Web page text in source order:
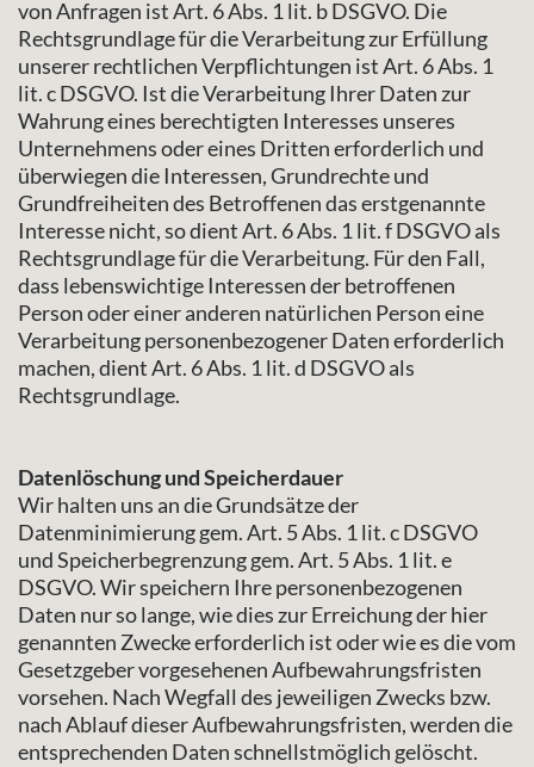
von Anfragen ist Art. 6 Abs. 1 lit. b DSGVO. Die
Rechtsgrundlage für die Verarbeitung zur Erfüllung
unserer rechtlichen Verpflichtungen ist Art. 6 Abs. 1
lit. c DSGVO. Ist die Verarbeitung Ihrer Daten zur
Wahrung eines berechtigten Interesses unseres
Unternehmens oder eines Dritten erforderlich und
überwiegen die Interessen, Grundrechte und
Grundfreiheiten des Betroffenen das erstgenannte
Interesse nicht, so dient Art. 6 Abs. 1 lit. f DSGVO als
Rechtsgrundlage für die Verarbeitung. Für den Fall,
dass lebenswichtige Interessen der betroffenen
Person oder einer anderen natürlichen Person eine
Verarbeitung personenbezogener Daten erforderlich
machen, dient Art. 6 Abs. 1 lit. d DSGVO als
Rechtsgrundlage.
Datenlöschung und Speicherdauer
Wir halten uns an die Grundsätze der
Datenminimierung gem. Art. 5 Abs. 1 lit. c DSGVO
und Speicherbegrenzung gem. Art. 5 Abs. 1 lit. e
DSGVO. Wir speichern Ihre personenbezogenen
Daten nur so lange, wie dies zur Erreichung der hier
genannten Zwecke erforderlich ist oder wie es die vom
Gesetzgeber vorgesehenen Aufbewahrungsfristen
vorsehen. Nach Wegfall des jeweiligen Zwecks bzw.
nach Ablauf dieser Aufbewahrungsfristen, werden die
entsprechenden Daten schnellstmöglich gelöscht.